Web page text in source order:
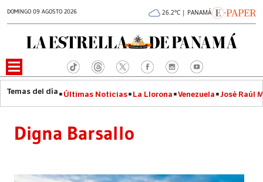
DOMINGO 09 AGOSTO 2026 26.2°C | PANAMÁ
Últimas Noticias La Llorona Venezuela José Raúl
Digna Barsallo